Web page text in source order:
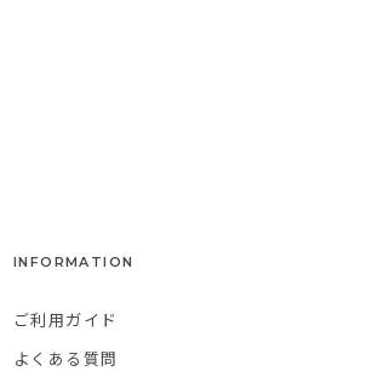
INFORMATION
ご利用ガイド
よくある質問